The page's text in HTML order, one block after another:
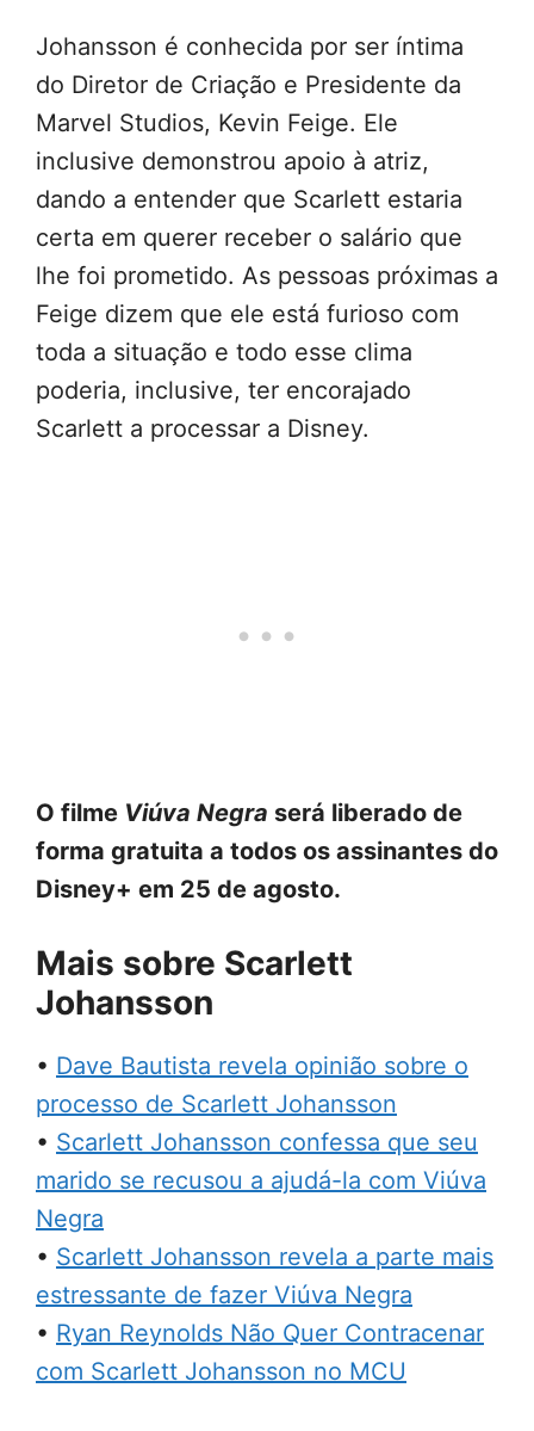
Johansson é conhecida por ser íntima
do Diretor de Criação e Presidente da
Marvel Studios, Kevin Feige. Ele
inclusive demonstrou apoio à atriz,
dando a entender que Scarlett estaria
certa em querer receber o salário que
lhe foi prometido. As pessoas próximas a
Feige dizem que ele está furioso com
toda a situação e todo esse clima
poderia, inclusive, ter encorajado
Scarlett a processar a Disney.
O filme Viúva Negra será liberado de
forma gratuita a todos os assinantes do
Disney+ em 25 de agosto.
Mais sobre Scarlett
Johansson
• Dave Bautista revela opinião sobre o
processo de Scarlett Johansson
• Scarlett Johansson confessa que seu
marido se recusou a ajudá-la com Viúva
Negra
• Scarlett Johansson revela a parte mais
estressante de fazer Viúva Negra
• Ryan Reynolds Não Quer Contracenar
com Scarlett Johansson no MCU